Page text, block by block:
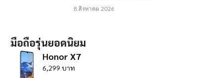
8 สิงหาคม 2026
มือถือรุ่นยอดนิยม
Honor X7
6,299 บาท